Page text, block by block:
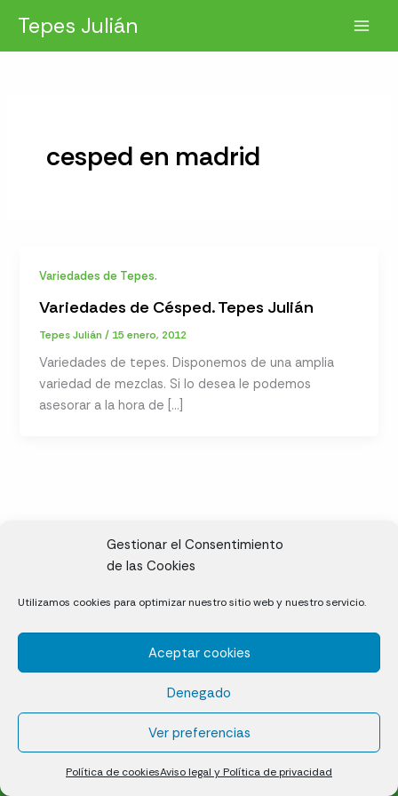
Gestionar el Consentimiento
de las Cookies
Utilizamos cookies para optimizar nuestro sitio web y nuestro servicio.
Aceptar cookies
Denegado
Ver preferencias
Política de cookiesAviso legal y Política de privacidad
contenido
Tepes Julián
cesped en madrid
Variedades de Tepes.
Variedades de Césped. Tepes Julián
Tepes Julián/ 15 enero, 2012
Variedades de tepes. Disponemos de una amplia
variedad de mezclas. Si lo desea le podemos
asesorar a la hora de […]
Cáceres
Césped natural en tepes
Política de cookies (UE)
Aviso legal y Política de privacidad
¿Quiénes somos?
Contacto